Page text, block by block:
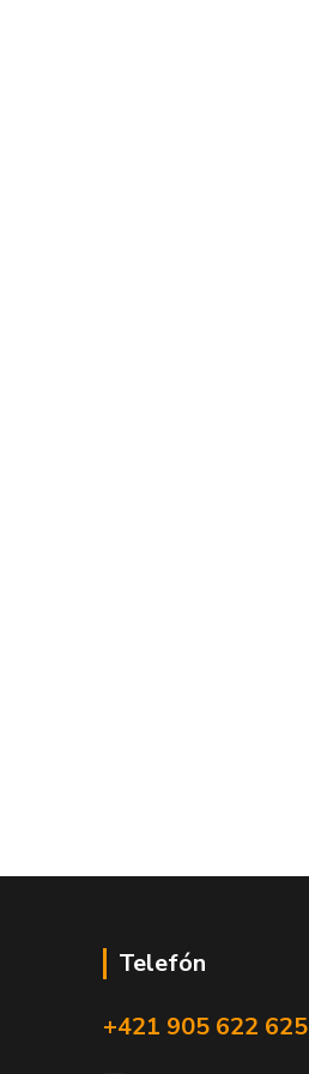
Telefón
+421 905 622 625